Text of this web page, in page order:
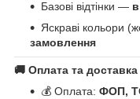
Базові відтінки —
Яскраві кольори
замовлення
🚚 Оплата та доставка
💰 Оплата: ФОП,